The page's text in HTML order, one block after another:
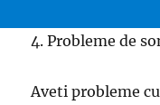
4. Probleme de
Aveti probleme